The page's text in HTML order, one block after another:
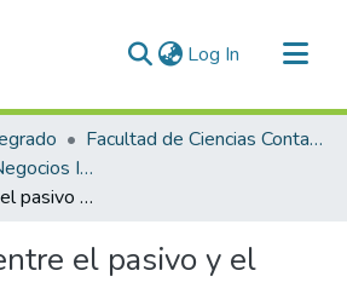
Log In (current)
Facultad de Ciencias Contables y Financieras
E.P. Economía y Negocios Internacionales
Correlación entre el pasivo y el patrimonio de la Empresa de Telecomunicaciones Telefónica del Perú 2019 - 2024
el pasivo y el